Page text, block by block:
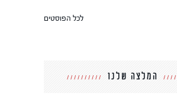
לכל הפוסטים
המלצה שלנו